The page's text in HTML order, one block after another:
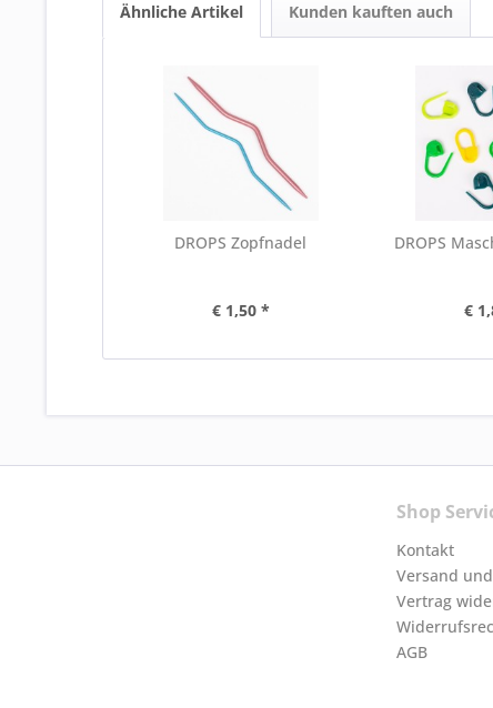
Ähnliche Artikel Kunden kauften auch
DROPS Zopfnadel
€ 1,50 *
DROPS
€
Shop
Kontakt
Versand
Vertrag
AGB